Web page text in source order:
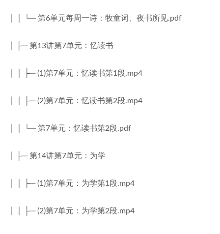
│ │ └─ 第6单元每周一诗：牧童词、夜书所见.pdf
│ ├─ 第13讲第7单元：忆读书
│ │ ├─ (1)第7单元：忆读书第1段.mp4
│ │ ├─ (2)第7单元：忆读书第2段.mp4
│ │ └─ 第7单元：忆读书第2段.pdf
│ ├─ 第14讲第7单元：为学
│ │ ├─ (1)第7单元：为学第1段.mp4
│ │ ├─ (2)第7单元：为学第2段.mp4